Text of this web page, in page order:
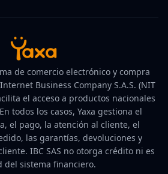
de comercio electrónico y compra
Business Company S.A.S. (NIT
el acceso a productos nacionales
todos los casos, Yaxa gestiona el
el pago, la atención al cliente, el
las garantías, devoluciones y
IBC SAS no otorga crédito ni es
del sistema financiero.